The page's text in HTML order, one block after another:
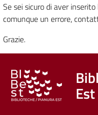
Cosa
offriamo
Trova
libri
e
film
Se sei sicuro di aver
comunque un errore,
Grazie.
Est